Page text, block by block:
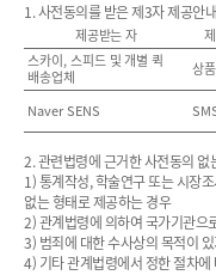
1. 사전동의를 받은 제3자 제공안내
제공받는 자
스카이, 스피드 및 개별 퀵
배송업체
상
Naver SENS
2. 관련법령에 근거한 사전동의 없
1) 통계작성, 학술연구 또는 시장
없는 형태로 제공하는 경우
2) 관계법령에 의하여 국가기관으
3) 범죄에 대한 수사상의 목적이
4) 기타 관계법령에서 정한 절차